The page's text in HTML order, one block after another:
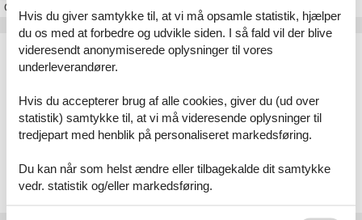
Om
Artikeltyper
Alle
Geografier
Alle
Nordjylland
Hals
Hvis du giver samtykke til, at vi må opsamle statistik, hjælper
du os med at forbedre og udvikle siden. I så fald vil der blive
videresendt anonymiserede oplysninger til vores
underleverandører.
Hvis du accepterer brug af alle cookies, giver du (ud over
statistik) samtykke til, at vi må videresende oplysninger til
tredjepart med henblik på personaliseret markedsføring.
Du kan når som helst ændre eller tilbagekalde dit samtykke
vedr. statistik og/eller markedsføring.